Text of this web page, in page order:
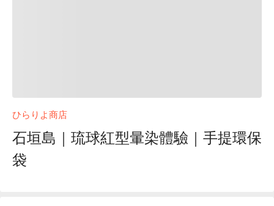
ひらりよ商店
石垣島｜琉球紅型暈染體驗｜手提環保
袋